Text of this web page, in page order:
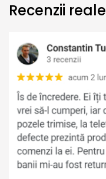
Recenzii reale